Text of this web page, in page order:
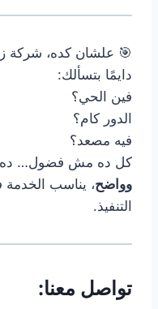
🎯 علشان كده، شركة
دايمًا بتسألك:
فين الحي؟
الدور كام؟
فيه مصعد؟
كل ده مش فضول… ده
وواضح، يناسب الخدمة
التنفيذ.
تواصل معنا: